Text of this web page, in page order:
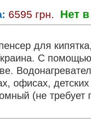
6595 грн. Нет
для
С
(не